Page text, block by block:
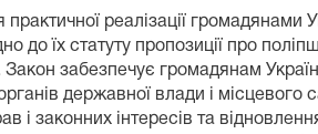
практичної реалізації
до їх статуту пропозиції про
Закон забезпечує громадянам
державної влади і
і законних інтересів та